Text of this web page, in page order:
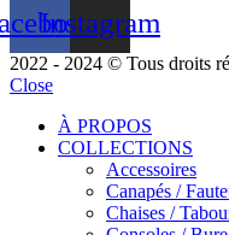
Instagram
2022 - 2024 © Tous droits
Close
À PROPOS
COLLECTIONS
Accessoires
Canapés /
Chaises /